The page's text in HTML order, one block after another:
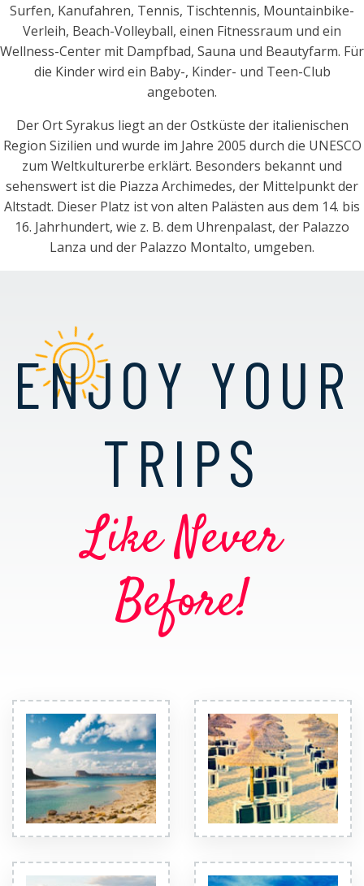
Surfen, Kanufahren, Tennis, Tischtennis, Mountainbike-
Verleih, Beach-Volleyball, einen Fitnessraum und ein
Wellness-Center mit Dampfbad, Sauna und Beautyfarm. Für
die Kinder wird ein Baby-, Kinder- und Teen-Club
angeboten.
Der Ort Syrakus liegt an der Ostküste der italienischen
Region Sizilien und wurde im Jahre 2005 durch die UNESCO
zum Weltkulturerbe erklärt. Besonders bekannt und
sehenswert ist die Piazza Archimedes, der Mittelpunkt der
Altstadt. Dieser Platz ist von alten Palästen aus dem 14. bis
16. Jahrhundert, wie z. B. dem Uhrenpalast, der Palazzo
Lanza und der Palazzo Montalto, umgeben.
ENJOY YOUR
TRIPS
Like Never
Before!